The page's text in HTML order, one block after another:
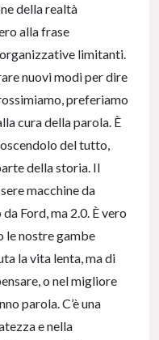
della realtà
alla frase
limitanti.
nuovi modi per dire
preferiamo
cura della parola. È
del tutto,
della storia. Il
macchine da
Ford, ma 2.0. È vero
le nostre gambe
la vita lenta, ma di
o nel migliore
parola. C’è una
e nella